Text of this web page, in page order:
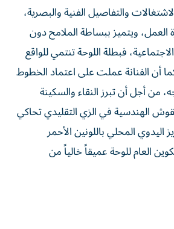
والتفاصيل الفنية والبصرية،
العمل، ويتميز ببساطة الملامح دون
فبطلة اللوحة تنتمي للواقع
أن الفنانة عملت على اعتماد الخطوط
من أجل أن تبرز النقاء والسكينة
الهندسية في الزي التقليدي تحاكي
اليدوي المحلي باللونين الأحمر
العام للوحة عميقاً خالياً من